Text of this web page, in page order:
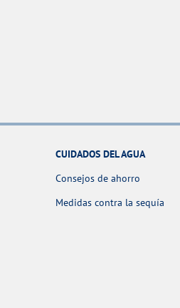
CUIDADOS DEL AGUA
Consejos de ahorro
Medidas contra la sequía